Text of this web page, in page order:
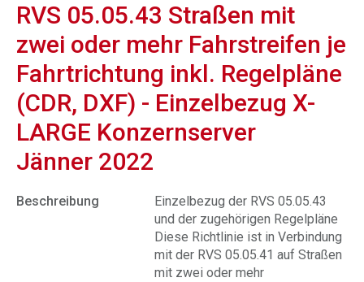
RVS 05.05.43 Straßen mit
zwei oder mehr Fahrstreifen je
Fahrtrichtung inkl. Regelpläne
(CDR, DXF) - Einzelbezug X-
LARGE Konzernserver
Jänner 2022
Beschreibung
Einzelbezug der RVS 05.05.43
und der zugehörigen Regelpläne
Diese Richtlinie ist in Verbindung
mit der RVS 05.05.41 auf Straßen
mit zwei oder mehr